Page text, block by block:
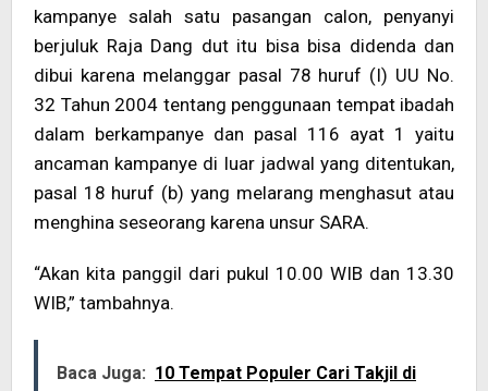
kampanye salah satu pasangan calon, penyanyi
berjuluk Raja Dang dut itu bisa bisa didenda dan
dibui karena melanggar pasal 78 huruf (I) UU No.
32 Tahun 2004 tentang penggunaan tempat ibadah
dalam berkampanye dan pasal 116 ayat 1 yaitu
ancaman kampanye di luar jadwal yang ditentukan,
pasal 18 huruf (b) yang melarang menghasut atau
menghina seseorang karena unsur SARA.
“Akan kita panggil dari pukul 10.00 WIB dan 13.30
WIB,” tambahnya.
Baca Juga: 10 Tempat Populer Cari Takjil di